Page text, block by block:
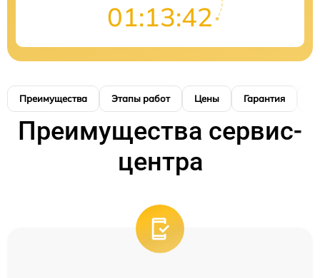
01:13:41
Преимущества Этапы работ Цены Гарантия
Преимущества сервис-
центра